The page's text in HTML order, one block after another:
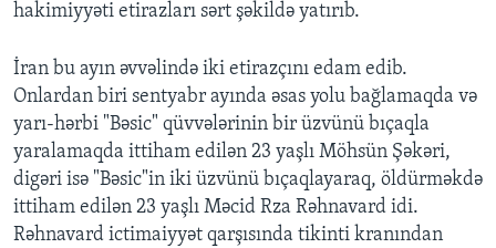
hakimiyyəti etirazları sərt şəkildə yatırıb.
İran bu ayın əvvəlində iki etirazçını edam edib.
Onlardan biri sentyabr ayında əsas yolu bağlamaqda və
yarı-hərbi "Bəsic" qüvvələrinin bir üzvünü bıçaqla
yaralamaqda ittiham edilən 23 yaşlı Möhsün Şəkəri,
digəri isə "Bəsic"in iki üzvünü bıçaqlayaraq, öldürməkdə
ittiham edilən 23 yaşlı Məcid Rza Rəhnavard idi.
Rəhnavard ictimaiyyət qarşısında tikinti kranından